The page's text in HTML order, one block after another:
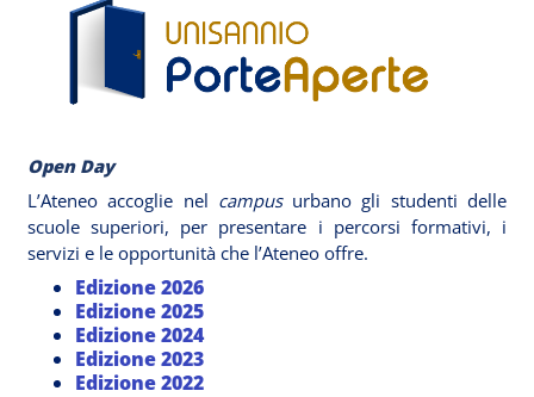
Open Day
L’Ateneo accoglie nel campus urbano gli studenti delle
scuole superiori, per presentare i percorsi formativi, i
servizi e le opportunità che l’Ateneo offre.
Edizione 2026
Edizione 2025
Edizione 2024
Edizione 2023
Edizione 2022